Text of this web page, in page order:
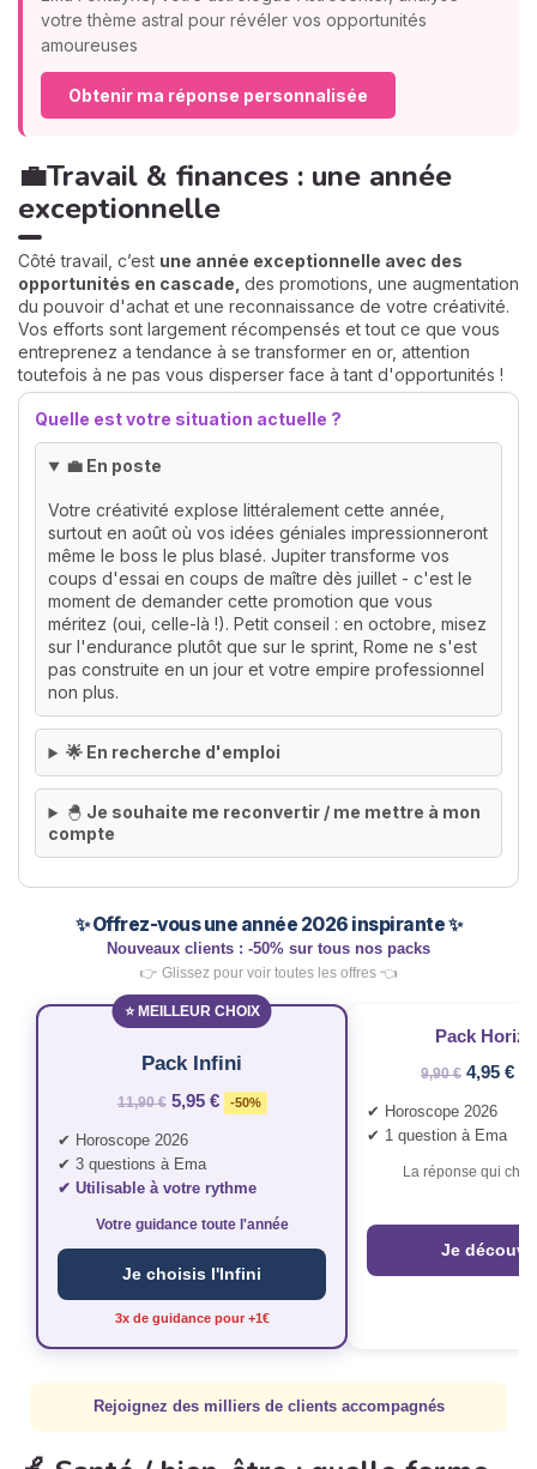
votre thème astral pour révéler vos opportunités
amoureuses
Obtenir ma réponse personnalisée
💼Travail & finances : une année
exceptionnelle
Côté travail, c’est une année exceptionnelle avec des
opportunités en cascade, des promotions, une augmentation
du pouvoir d'achat et une reconnaissance de votre créativité.
Vos efforts sont largement récompensés et tout ce que vous
entreprenez a tendance à se transformer en or, attention
toutefois à ne pas vous disperser face à tant d'opportunités !
Quelle est votre situation actuelle ?
💼 En poste
Votre créativité explose littéralement cette année,
surtout en août où vos idées géniales impressionneront
même le boss le plus blasé. Jupiter transforme vos
coups d'essai en coups de maître dès juillet - c'est le
moment de demander cette promotion que vous
méritez (oui, celle-là !). Petit conseil : en octobre, misez
sur l'endurance plutôt que sur le sprint, Rome ne s'est
pas construite en un jour et votre empire professionnel
non plus.
🌟 En recherche d'emploi
🐣 Je souhaite me reconvertir / me mettre à mon
compte
✨ Offrez-vous une année 2026 inspirante ✨
Nouveaux clients : -50% sur tous nos packs
👉 Glissez pour voir toutes les offres 👈
⭐ MEILLEUR CHOIX
Pack Infini
11,90 € 5,95 € -50%
✔ Horoscope 2026
✔ 3 questions à Ema
✔ Utilisable à votre rythme
Votre guidance toute l'année
Je choisis l'Infini
3x de guidance pour +1€
Pack
9,90 € 4,95 €
✔ Horoscope 2026
✔ 1 question à Ema
La réponse qui
Je
Rejoignez des milliers de clients accompagnés